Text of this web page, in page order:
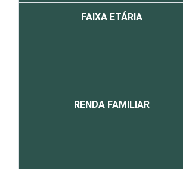
FAIXA ETÁRIA
RENDA FAMILIAR